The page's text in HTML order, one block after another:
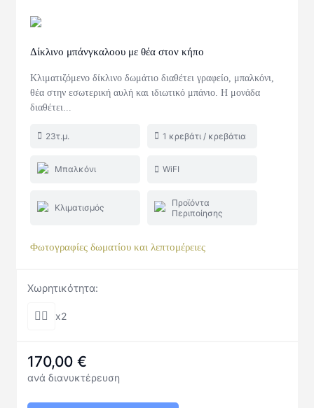
Δίκλινο μπάνγκαλοου με θέα στον κήπο
Κλιματιζόμενο δίκλινο δωμάτιο διαθέτει γραφείο, μπαλκόνι,
θέα στην εσωτερική αυλή και ιδιωτικό μπάνιο. Η μονάδα
διαθέτει...
23τ.μ. 1 κρεβάτι / κρεβάτια
Μπαλκόνι WiFI
Κλιματισμός
Προϊόντα
Περιποίησης
Φωτογραφίες δωματίου και λεπτομέρειες
Χωρητικότητα:
x2
170,00 €
ανά διανυκτέρευση